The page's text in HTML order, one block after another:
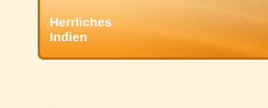
Herrliches
Indien